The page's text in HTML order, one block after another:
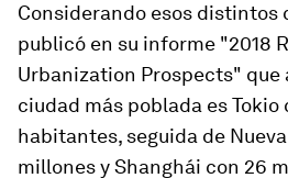
Considerando esos distintos
publicó en su informe "2018
Urbanization Prospects" que
ciudad más poblada esTokio
habitantes, seguida de
millones y Shanghái con 26